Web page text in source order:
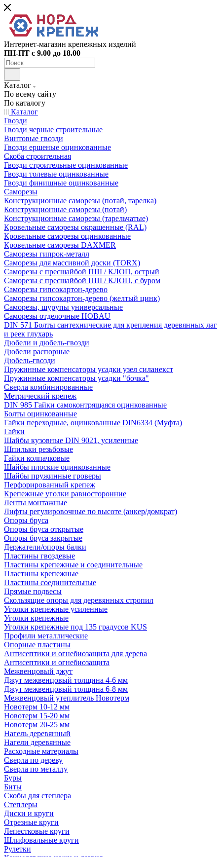
Интернет-магазин крепежных изделий
ПН-ПТ с 9.00 до 18.00
Каталог
По всему сайту
По каталогу
Каталог
Гвозди
Гвозди черные строительные
Винтовые гвозди
Гвозди ершеные оцинкованные
Скоба строительная
Гвозди строительные оцинкованные
Гвозди толевые оцинкованные
Гвозди финишные оцинкованные
Саморезы
Конструкционные саморезы (потай, тарелка)
Конструкционные саморезы (потай)
Конструкционные саморезы (тарельчатые)
Кровельные саморезы окрашенные (RAL)
Кровельные саморезы оцинкованные
Кровельные саморезы DAXMER
Саморезы гипрок-металл
Саморезы для массивной доски (TORX)
Саморезы с пресшайбой ПШ / КЛОП, острый
Саморезы с пресшайбой ПШ / КЛОП, с буром
Саморезы гипсокартон-дерево
Саморезы гипсокартон-дерево (желтый цинк)
Саморезы, шурупы универсальные
Саморезы отделочные HOBAU
DIN 571 Болты сантехнические для крепления деревянных лаг
и реек глухарь
Дюбели и дюбель-гвозди
Дюбели распорные
Дюбель-гвозди
Пружинные компенсаторы усадки узел силанекст
Пружинные компенсаторы усадки "бочка"
Сверла комбинированные
Метрический крепеж
DIN 985 Гайки самоконтрящаяся оцинкованные
Болты оцинкованные
Гайки переходные, оцинкованные DIN6334 (Муфта)
Гайки
Шайбы кузовные DIN 9021, усиленные
Шпильки резьбовые
Гайки колпачковые
Шайбы плоские оцинкованные
Шайбы пружинные гроверы
Перфорированный крепеж
Крепежные уголки равносторонние
Ленты монтажные
Лифты регулировочные по высоте (анкер/домкрат)
Опоры бруса
Опоры бруса открытые
Опоры бруса закрытые
Держатели/опоры балки
Пластины гвоздевые
Пластины крепежные и соединительные
Пластины крепежные
Пластины соединительные
Прямые подвесы
Скользящие опоры для деревянных стропил
Уголки крепежные усиленные
Уголки крепежные
Уголки крепежные под 135 градусов KUS
Профили металлические
Опорные пластины
Антисептики и огнебиозащита для дерева
Антисептики и огнебиозащита
Межвенцовый джут
Джут межвенцовый толщина 4-6 мм
Джут межвенцовый толщина 6-8 мм
Межвенцовый утеплитель Новотерм
Новотерм 10-12 мм
Новотерм 15-20 мм
Новотерм 20-25 мм
Нагель деревянный
Нагели деревянные
Расходные материалы
Сверла по дереву
Сверла по металлу
Буры
Биты
Скобы для степлера
Степлеры
Диски и круги
Отрезные круги
Лепестковые круги
Шлифовальные круги
Рулетки